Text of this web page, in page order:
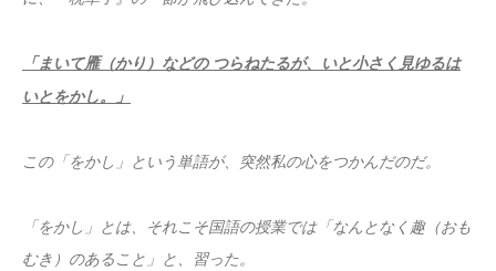
「まいて雁（かり）などの つらねたるが、いと小さく見ゆるは
いとをかし。」
この「をかし」という単語が、突然私の心をつかんだのだ。
「をかし」とは、それこそ国語の授業では「なんとなく趣（おも
むき）のあること」と、習った。